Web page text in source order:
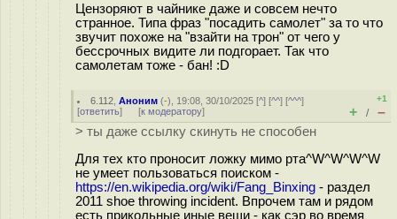
Цензоряют в чайнике даже и совсем нечто
странное. Типа фраз "посадить самолет" за то что
звучит похоже на "взайти на трон" от чего у
бессрочных видите ли подгорает. Так что
самолетам тоже - бан! :D
6.112 ,Аноним (-), 19:08, 30/10/2025 [^] [^^] [^^^]
[ответить] [к модератору]
+1
+ / –
> ты даже ссылку скинуть не способен
Для тех кто проносит ложку мимо рта^W^W^W^W
не умеет пользоваться поиском -
https://en.wikipedia.org/wiki/Fang_Binxing - раздел
2011 shoe throwing incident. Впрочем там и рядом
есть прикольные иные вещи - как сэр во время